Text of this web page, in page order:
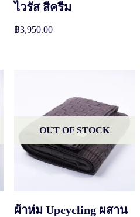
ไวรัส สีครีม
฿3,950.00
OUT OF STOCK
ผ้าห่ม Upcycling ผสาน